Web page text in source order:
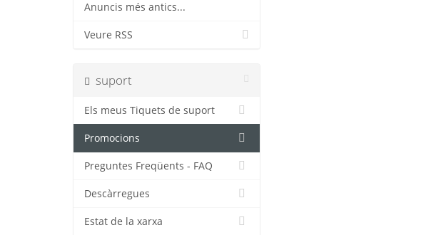
Anuncis més antics...
Veure RSS
suport
Els meus Tiquets de suport
Promocions
Preguntes Freqüents - FAQ
Descàrregues
Estat de la xarxa